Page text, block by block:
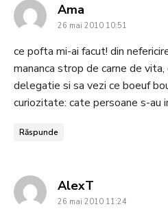
Ama
26 mai 2010 10:51
ce pofta mi-ai facut! din
mananca strop de carne de
delegatie si sa vezi ce boeuf
curiozitate: cate persoane s-au
Răspunde
AlexT
26 mai 2010 11:24